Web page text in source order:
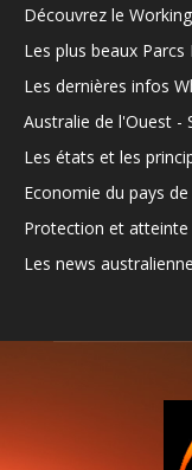
Découvrez le
Les plus beaux
Les dernières infos
Australie de l'Ouest -
Les états et les
Economie du pays
Protection et
Les news